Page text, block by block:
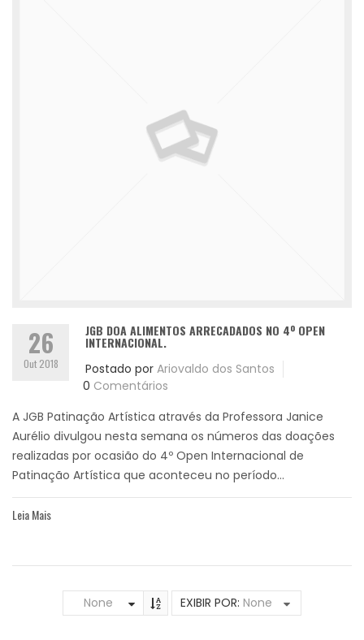
26
Out 2018
JGB DOA ALIMENTOS ARRECADADOS NO 4º OPEN
INTERNACIONAL.
Postado por Ariovaldo dos Santos
0 Comentários
A JGB Patinação Artística através da Professora Janice
Aurélio divulgou nesta semana os números das doações
realizadas por ocasião do 4º Open Internacional de
Patinação Artística que aconteceu no período...
Leia Mais
None EXIBIR POR: None